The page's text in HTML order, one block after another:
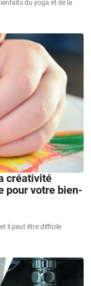
du yoga et de la
créativité
pour votre bien-
il peut être difficile